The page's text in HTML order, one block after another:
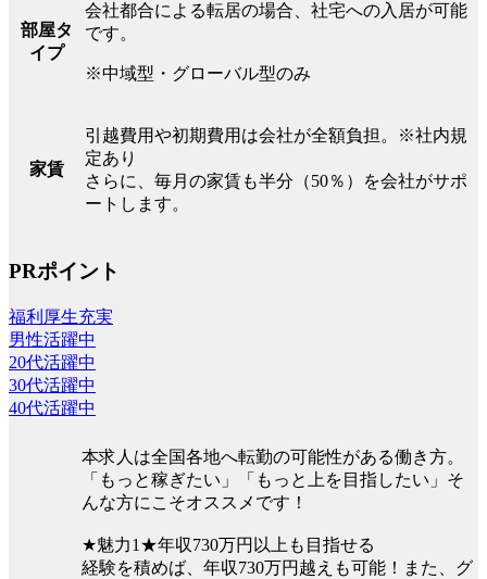
部屋タ
イプ
会社都合による転居の場合、社宅への入居が可能
です。
※中域型・グローバル型のみ
家賃
引越費用や初期費用は会社が全額負担。※社内規
定あり
さらに、毎月の家賃も半分（50％）を会社がサポ
ートします。
PRポイント
福利厚生充実
男性活躍中
20代活躍中
30代活躍中
40代活躍中
本求人は全国各地へ転勤の可能性がある働き方。
「もっと稼ぎたい」「もっと上を目指したい」そ
んな方にこそオススメです！
★魅力1★年収730万円以上も目指せる
経験を積めば、年収730万円越えも可能！また、グ